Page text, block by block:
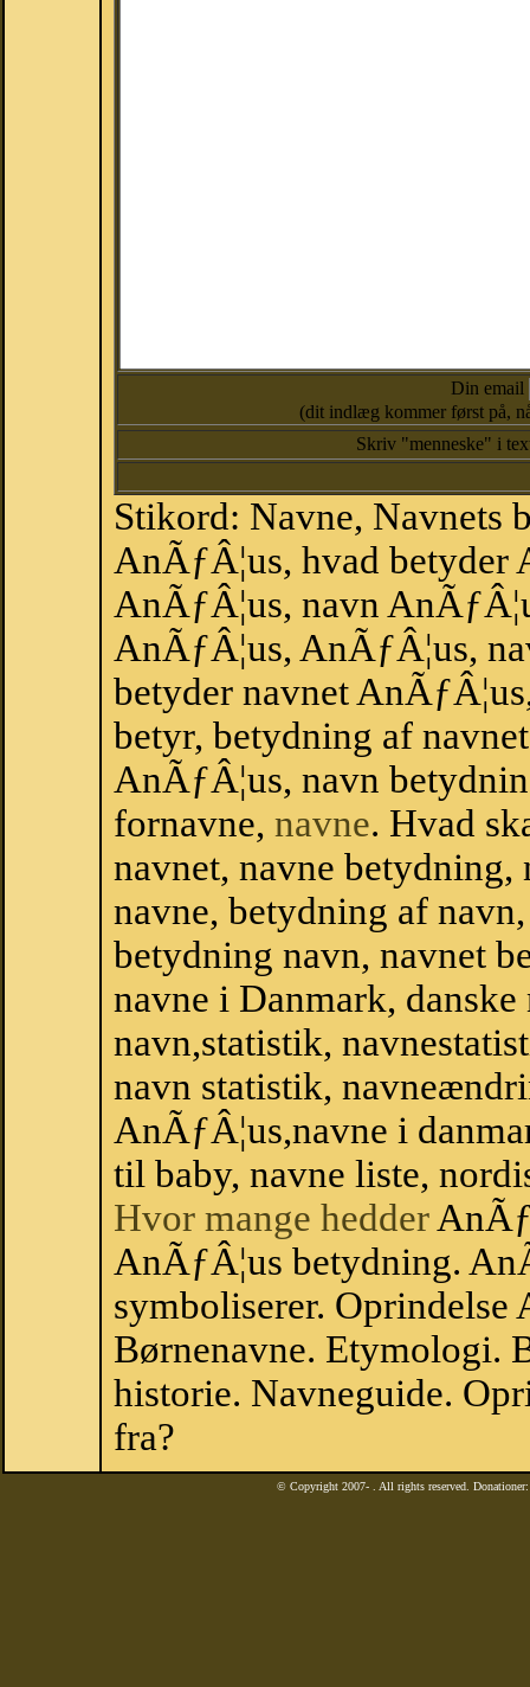
Din email
(dit indlæg kommer først på,
Skriv "menneske" i
Stikord: Navne, Navnets
AnÃƒÂ¦us, hvad betyder
AnÃƒÂ¦us, navn
AnÃƒÂ¦us, AnÃƒÂ¦us,
betyder navnet
betyr, betydning af
AnÃƒÂ¦us, navn
fornavne, navne. Hvad
navnet, navne
navne, betydning af
betydning navn, navnet
navne i Danmark,
navn,statistik,
navn statistik,
AnÃƒÂ¦us,navne i
til baby, navne liste,
Hvor mange hedder
AnÃƒÂ¦us betydning.
symboliserer. Oprindelse
Børnenavne. Etymologi.
historie. Navneguide.
fra?
© Copyright 2007- . All rights reserved.